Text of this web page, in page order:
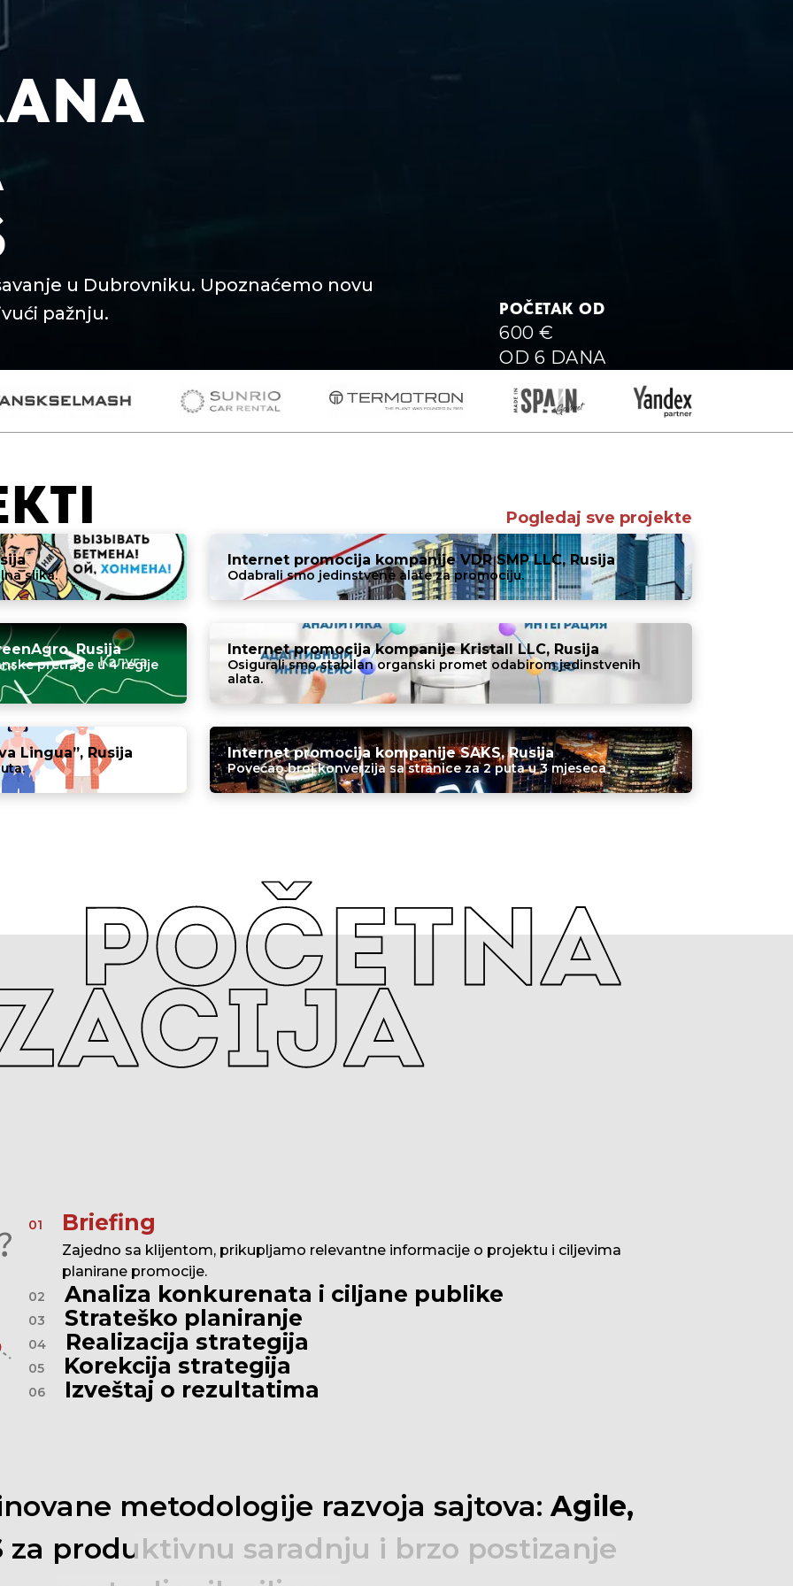
u Dubrovniku. Upoznaćemo novu
pažnju.
POČETAK OD
600 €
OD 6 DANA
Pogledaj sve projekte
slika.
Internet promocija kompanije VDR SMP LLC, Rusija
Odabrali smo jedinstvene alate za promociju.
Rusija
pretrage u 4 regije
Internet promocija kompanije Kristall LLC, Rusija
Osigurali smo stabilan organski promet odabirom jedinstvenih
alata.
Lingua”, Rusija Internet promocija kompanije SAKS, Rusija
Povećao broj konverzija sa stranice za 2 puta u 3 mjeseca
01 Briefing
Zajedno sa klijentom, prikupljamo relevantne informacije o projektu i ciljevima
planirane promocije.
02 Analiza konkurenata i ciljane publike
03 Strateško planiranje
04 Realizacija strategija
05 Korekcija strategija
06 Izveštaj o rezultatima
metodologije razvoja sajtova: Agile,
za produktivnu saradnju i brzo postizanje